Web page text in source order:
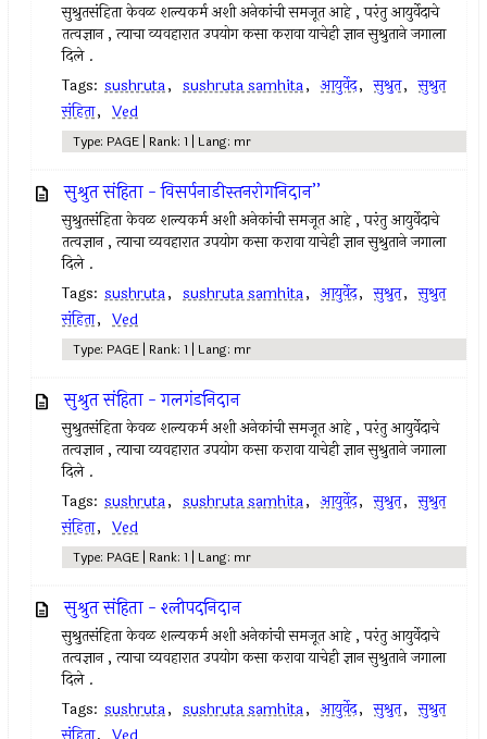
सुश्रुतसंहिता केवळ शल्यकर्म अशी अनेकांची समजूत आहे , परंतु आयुर्वेदाचे
तत्वज्ञान , त्याचा व्यवहारात उपयोग कसा करावा याचेही ज्ञान सुश्रुताने जगाला
दिले .
Tags: sushruta, sushruta samhita, आयुर्वेद, सुश्रुत, सुश्रुत
संहिता, Ved
Type: PAGE | Rank: 1 | Lang: mr
सुश्रुत संहिता - विसर्पनाडीस्तनरोगनिदान’’
सुश्रुतसंहिता केवळ शल्यकर्म अशी अनेकांची समजूत आहे , परंतु आयुर्वेदाचे
तत्वज्ञान , त्याचा व्यवहारात उपयोग कसा करावा याचेही ज्ञान सुश्रुताने जगाला
दिले .
Tags: sushruta, sushruta samhita, आयुर्वेद, सुश्रुत, सुश्रुत
संहिता, Ved
Type: PAGE | Rank: 1 | Lang: mr
सुश्रुत संहिता - गलगंडनिदान
सुश्रुतसंहिता केवळ शल्यकर्म अशी अनेकांची समजूत आहे , परंतु आयुर्वेदाचे
तत्वज्ञान , त्याचा व्यवहारात उपयोग कसा करावा याचेही ज्ञान सुश्रुताने जगाला
दिले .
Tags: sushruta, sushruta samhita, आयुर्वेद, सुश्रुत, सुश्रुत
संहिता, Ved
Type: PAGE | Rank: 1 | Lang: mr
सुश्रुत संहिता - श्लीपदनिदान
सुश्रुतसंहिता केवळ शल्यकर्म अशी अनेकांची समजूत आहे , परंतु आयुर्वेदाचे
तत्वज्ञान , त्याचा व्यवहारात उपयोग कसा करावा याचेही ज्ञान सुश्रुताने जगाला
दिले .
Tags: sushruta, sushruta samhita, आयुर्वेद, सुश्रुत, सुश्रुत